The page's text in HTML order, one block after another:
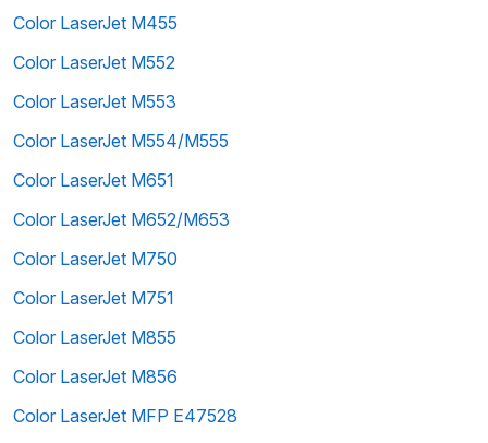
Color LaserJet M455
Color LaserJet M552
Color LaserJet M553
Color LaserJet M554/M555
Color LaserJet M651
Color LaserJet M652/M653
Color LaserJet M750
Color LaserJet M751
Color LaserJet M855
Color LaserJet M856
Color LaserJet MFP E47528